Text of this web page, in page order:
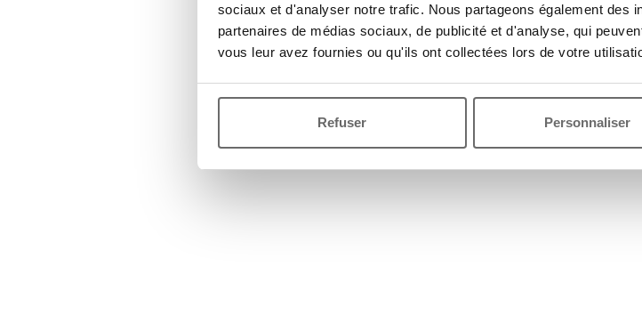
sociaux et d'analyser notre trafic. Nous partageons également des
partenaires de médias sociaux, de publicité et d'analyse, qui
vous leur avez fournies ou qu'ils ont collectées lors de votre
Refuser Personnaliser